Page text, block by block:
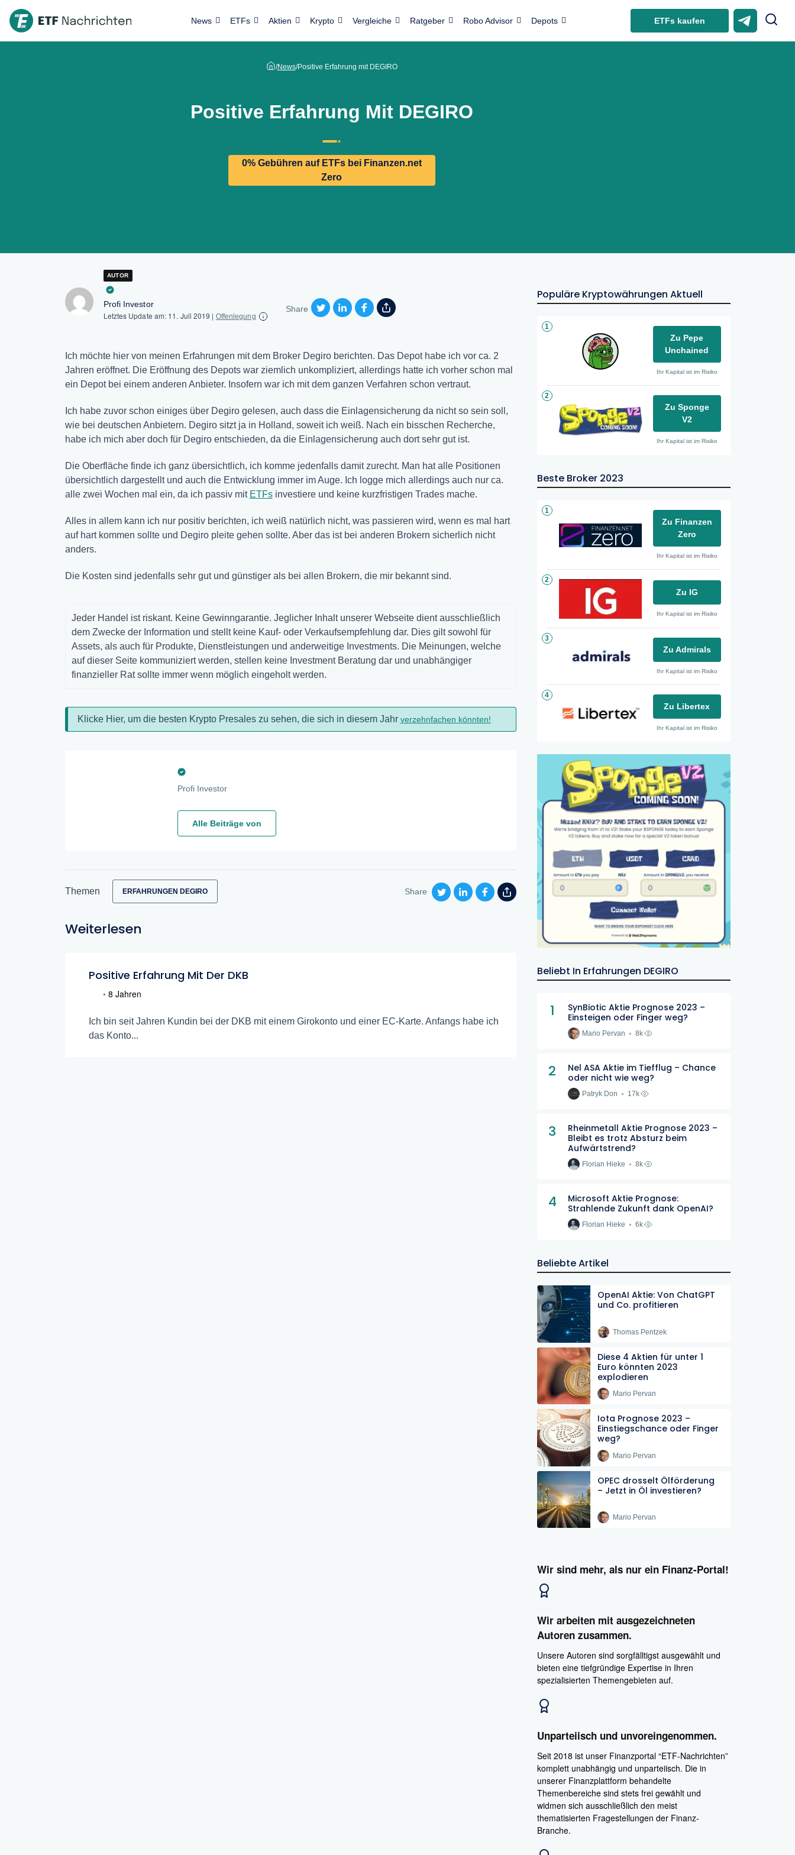
News ETFs Aktien Krypto Vergleiche Ratgeber Robo Advisor Depots ETFs kaufen
/News/Positive Erfahrung mit DEGIRO
Positive Erfahrung Mit DEGIRO
0% Gebühren auf ETFs bei Finanzen.net
Zero
AUTOR
Profi Investor
Letztes Update am: 11. Juli 2019 | Offenlegung
Share
Ich möchte hier von meinen Erfahrungen mit dem Broker Degiro berichten. Das Depot habe ich vor ca. 2
Jahren eröffnet. Die Eröffnung des Depots war ziemlich unkompliziert, allerdings hatte ich vorher schon mal
ein Depot bei einem anderen Anbieter. Insofern war ich mit dem ganzen Verfahren schon vertraut.
Ich habe zuvor schon einiges über Degiro gelesen, auch dass die Einlagensicherung da nicht so sein soll,
wie bei deutschen Anbietern. Degiro sitzt ja in Holland, soweit ich weiß. Nach ein bisschen Recherche,
habe ich mich aber doch für Degiro entschieden, da die Einlagensicherung auch dort sehr gut ist.
Die Oberfläche finde ich ganz übersichtlich, ich komme jedenfalls damit zurecht. Man hat alle Positionen
übersichtlich dargestellt und auch die Entwicklung immer im Auge. Ich logge mich allerdings auch nur ca.
alle zwei Wochen mal ein, da ich passiv mit ETFsinvestiere und keine kurzfristigen Trades mache.
Alles in allem kann ich nur positiv berichten, ich weiß natürlich nicht, was passieren wird, wenn es mal hart
auf hart kommen sollte und Degiro pleite gehen sollte. Aber das ist bei anderen Brokern sicherlich nicht
anders.
Die Kosten sind jedenfalls sehr gut und günstiger als bei allen Brokern, die mir bekannt sind.
Jeder Handel ist riskant. Keine Gewinngarantie. Jeglicher Inhalt unserer Webseite dient ausschließlich
dem Zwecke der Information und stellt keine Kauf- oder Verkaufsempfehlung dar. Dies gilt sowohl für
Assets, als auch für Produkte, Dienstleistungen und anderweitige Investments. Die Meinungen, welche
auf dieser Seite kommuniziert werden, stellen keine Investment Beratung dar und unabhängiger
finanzieller Rat sollte immer wenn möglich eingeholt werden.
Klicke Hier, um die besten Krypto Presales zu sehen, die sich in diesem Jahr verzehnfachen könnten!
Profi Investor
Alle Beiträge von
Themen ERFAHRUNGEN DEGIRO Share
Weiterlesen
Positive Erfahrung Mit Der DKB
• 8 Jahren
Ich bin seit Jahren Kundin bei der DKB mit einem Girokonto und einer EC-Karte. Anfangs habe ich
das Konto...
Populäre Kryptowährungen Aktuell
1
Zu Pepe
Unchained
Ihr Kapital ist im Risiko
2
Zu Sponge
V2
Ihr Kapital ist im Risiko
Beste Broker 2023
1
Zu Finanzen
Zero
Ihr Kapital ist im Risiko
2
Zu IG
Ihr Kapital ist im Risiko
3
Zu Admirals
Ihr Kapital ist im Risiko
4
Zu Libertex
Ihr Kapital ist im Risiko
Beliebt In Erfahrungen DEGIRO
1
SynBiotic Aktie Prognose 2023 –
Einsteigen oder Finger weg?
Mario Pervan 8k
2
Nel ASA Aktie im Tiefflug – Chance
oder nicht wie weg?
Patryk Don 17k
3
Rheinmetall Aktie Prognose 2023 –
Bleibt es trotz Absturz beim
Aufwärtstrend?
Florian Hieke 8k
4
Microsoft Aktie Prognose:
Strahlende Zukunft dank OpenAI?
Florian Hieke 6k
Beliebte Artikel
OpenAI Aktie: Von ChatGPT
und Co. profitieren
Thomas Pentzek
Diese 4 Aktien für unter 1
Euro könnten 2023
explodieren
Mario Pervan
Iota Prognose 2023 –
Einstiegschance oder Finger
weg?
Mario Pervan
OPEC drosselt Ölförderung
– Jetzt in Öl investieren?
Mario Pervan
Wir sind mehr, als nur ein Finanz-Portal!
Wir arbeiten mit ausgezeichneten
Autoren zusammen.
Unsere Autoren sind sorgfälltigst ausgewählt und
bieten eine tiefgründige Expertise in Ihren
spezialisierten Themengebieten auf.
Unparteiisch und unvoreingenommen.
Seit 2018 ist unser Finanzportal “ETF-Nachrichten”
komplett unabhängig und unparteiisch. Die in
unserer Finanzplattform behandelte
Themenbereiche sind stets frei gewählt und
widmen sich ausschließlich den meist
thematisierten Fragestellungen der Finanz-
Branche.